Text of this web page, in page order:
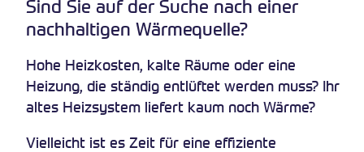
Sind Sie auf der Suche nach einer
nachhaltigen Wärmequelle?
Hohe Heizkosten, kalte Räume oder eine
Heizung, die ständig entlüftet werden muss? Ihr
altes Heizsystem liefert kaum noch Wärme?
Vielleicht ist es Zeit für eine effiziente